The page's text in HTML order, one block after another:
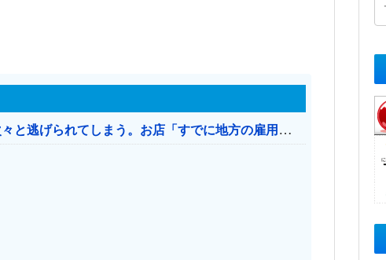
日本のお店、時給1500円でもミャンマー人に次々と逃げられてしまう。お店「すでに地方の雇用は崩壊」